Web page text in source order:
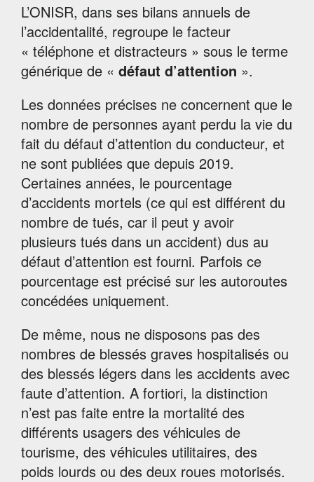
L’ONISR, dans ses bilans annuels de
l’accidentalité, regroupe le facteur
« téléphone et distracteurs » sous le terme
générique de « défaut d’attention ».
Les données précises ne concernent que le
nombre de personnes ayant perdu la vie du
fait du défaut d’attention du conducteur, et
ne sont publiées que depuis 2019.
Certaines années, le pourcentage
d’accidents mortels (ce qui est différent du
nombre de tués, car il peut y avoir
plusieurs tués dans un accident) dus au
défaut d’attention est fourni. Parfois ce
pourcentage est précisé sur les autoroutes
concédées uniquement.
De même, nous ne disposons pas des
nombres de blessés graves hospitalisés ou
des blessés légers dans les accidents avec
faute d’attention. A fortiori, la distinction
n’est pas faite entre la mortalité des
différents usagers des véhicules de
tourisme, des véhicules utilitaires, des
poids lourds ou des deux roues motorisés.